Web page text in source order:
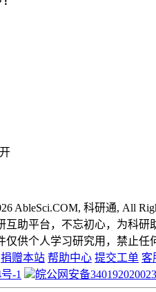
AbleSci.COM, 科研通, All
互助平台，不忘初心，为科研
仅供个人学习研究用，禁止
捐赠本站 帮助中心 提交工单 客
-1
皖公网安备